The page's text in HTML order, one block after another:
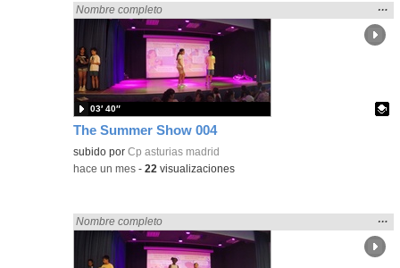
The Summer Show 004
Encontrado «Asturias» en:
Nombre completo
la
…
Contenido educativo.
subido porCp asturias madrid
03′ 40″
-hace un mes -22 visualizaciones
Encontrado «Asturias» en:
Nombre completo
la
…